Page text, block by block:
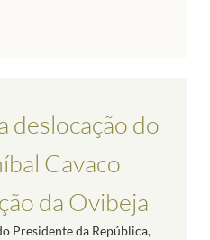
deslocação do
Cavaco
da Ovibeja
Presidente da República,